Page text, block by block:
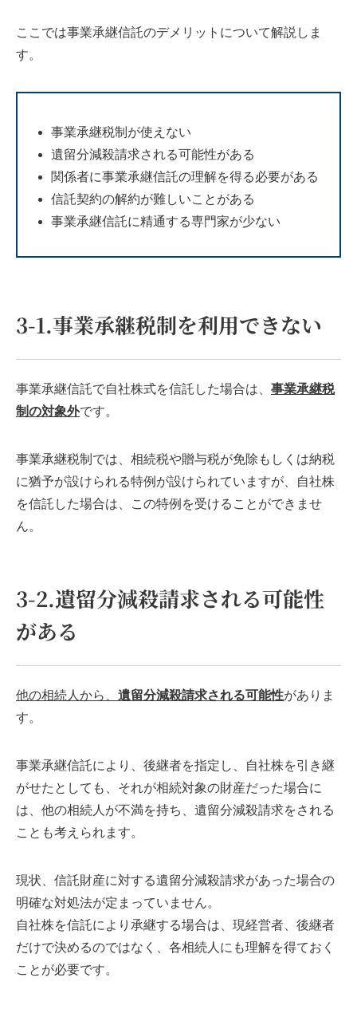
ここでは事業承継信託のデメリットについて解説しま
す。
事業承継税制が使えない
遺留分減殺請求される可能性がある
関係者に事業承継信託の理解を得る必要がある
信託契約の解約が難しいことがある
事業承継信託に精通する専門家が少ない
3-1.事業承継税制を利用できない
事業承継信託で自社株式を信託した場合は、 事業承継税
制の対象外です。
事業承継税制では、相続税や贈与税が免除もしくは納税
に猶予が設けられる特例が設けられていますが、自社株
を信託した場合は、この特例を受けることができませ
ん。
3-2.遺留分減殺請求される可能性
がある
他の相続人から、 遺留分減殺請求される可能性がありま
す。
事業承継信託により、後継者を指定し、自社株を引き継
がせたとしても、それが相続対象の財産だった場合に
は、他の相続人が不満を持ち、遺留分減殺請求をされる
ことも考えられます。
現状、信託財産に対する遺留分減殺請求があった場合の
明確な対処法が定まっていません。
自社株を信託により承継する場合は、現経営者、後継者
だけで決めるのではなく、各相続人にも理解を得ておく
ことが必要です。